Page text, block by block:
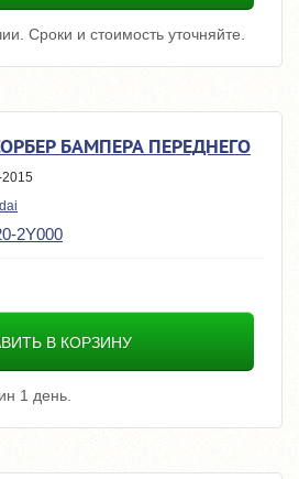
Сроки и стоимость уточняйте.
БАМПЕРА ПЕРЕДНЕГО
2Y000
В КОРЗИНУ
1 день.